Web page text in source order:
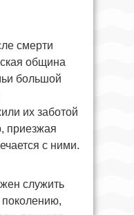
смерти
община
большой
их заботой
приезжая
с ними.
служить